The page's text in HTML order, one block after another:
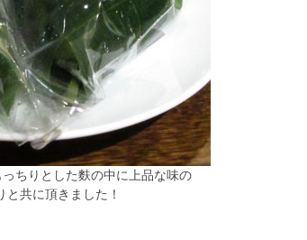
ちりとした麩の中に上品な味の
共に頂きました！